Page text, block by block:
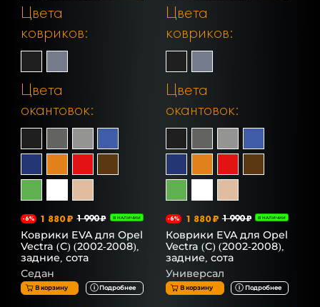
Цвета
ковриков:
Цвета
окантовок:
-6% 1 880 ₽ 1 990 ₽ В НАЛИЧИИ
Коврики EVA для Opel
Vectra (C) (2002-2008),
задние, сота
Седан
В корзину Подробнее
Цвета
ковриков:
Цвета
окантовок:
-6% 1 880 ₽ 1 990 ₽ В НАЛИЧИИ
Коврики EVA для Opel
Vectra (C) (2002-2008),
задние, сота
Универсал
В корзину Подробнее